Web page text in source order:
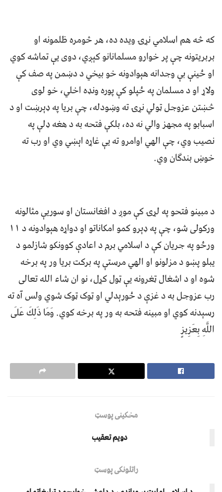
که څه هم اسلامي نړۍ ویده ده، هر څومره ظلمونه او
بربریتونه چې پر خوارو مسلمانانو کېږي، دوی یې تماشه کوي
او ځینې بې وجدانه هېوادونه خو بیخي د دښمن په صف کې
ولاړ او د مسلمان په ځپلو کې پوره ونډه اخلي، خو لوی
څښتن عزوجل ټولي نړۍ ته وښودله، چې بریا په ډېرښت او د
اسبابو په مجهز والي نه ده، بلکې فتحه به د هغه ډلې په
نصیب وي، چې الهي اوامرو ته یې غاړه اېښي وي او رب ته
خوښ بندګان وي.
د مبینو فتحو په لړۍ کې موږ د افغانستان او سوریې مثالونه
ورکولی شو، چې په ډېرو کمو امکاناتو او دواړه هېوادونه د ۱۱
ورځو په جریان کې د اسلامي برم د اعادې کوونکو شازلمو د
یبلو پښو د مزلونو او الهي مرستې په برکت بریا ور په برخه
شوه او د اشغال ټغرونه یې ټول کړل، نو ان شاء الله تعالی
رب عزوجل به د غزې د ځورېدلي او ټوک ټوک شوي ولس آه ته
رسېدنه کوي او مبینه فتحه به ور په برخه کوي. وَمَا ذَلِكَ عَلَى
اللَّهِ بِعَزِيزٍ
مخکینی پوسټ
دویم تعقیب
راتلونکی پوسټ